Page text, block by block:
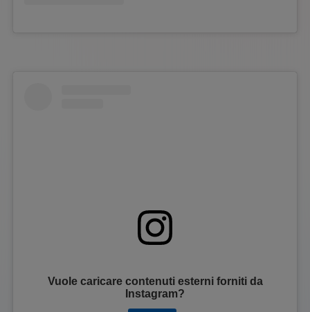
Vuole caricare contenuti esterni forniti da
Instagram?